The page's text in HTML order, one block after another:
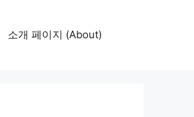
소개 페이지 (About)